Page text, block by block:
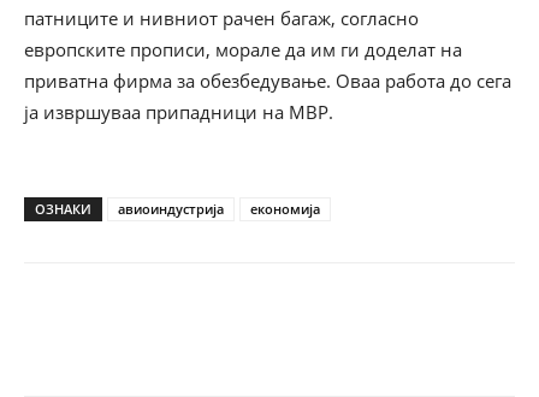
патниците и нивниот рачен багаж, согласно
европските прописи, морале да им ги доделат на
приватна фирма за обезбедување. Оваа работа до сега
ја извршуваа припадници на МВР.
ОЗНАКИ авиоиндустрија економија